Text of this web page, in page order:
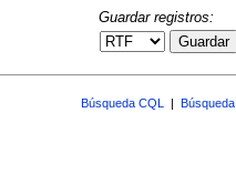
Guardar registros:
Guardar
Búsqueda CQL